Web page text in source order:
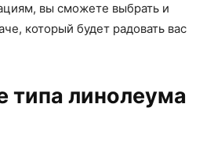
вы сможете выбрать и
который будет радовать вас
типа линолеума